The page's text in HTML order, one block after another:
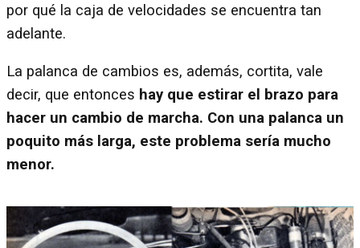
por qué la caja de velocidades se encuentra tan
adelante.
La palanca de cambios es, además, cortita, vale
decir, que entonces hay que estirar el brazo para
hacer un cambio de marcha. Con una palanca un
poquito más larga, este problema sería mucho
menor.